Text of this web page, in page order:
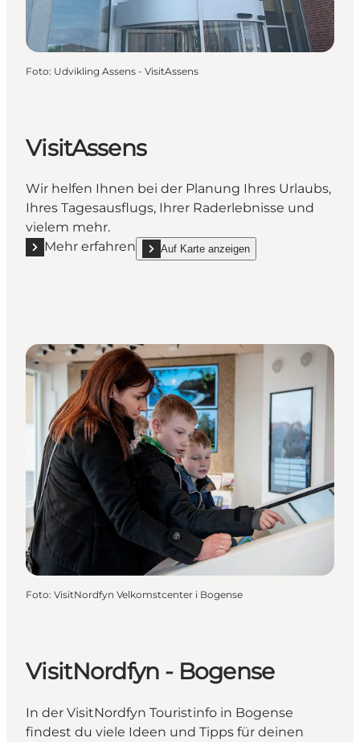
Foto: Udvikling Assens - VisitAssens
VisitAssens
Wir helfen Ihnen bei der Planung Ihres Urlaubs,
Ihres Tagesausflugs, Ihrer Raderlebnisse und
vielem mehr.
Mehr erfahren
Mehr erfahren "VisitAssens"Auf Karte anzeigen
show VisitAssens on_map
Foto: VisitNordfyn Velkomstcenter i Bogense
VisitNordfyn - Bogense
In der VisitNordfyn Touristinfo in Bogense
findest du viele Ideen und Tipps für deinen